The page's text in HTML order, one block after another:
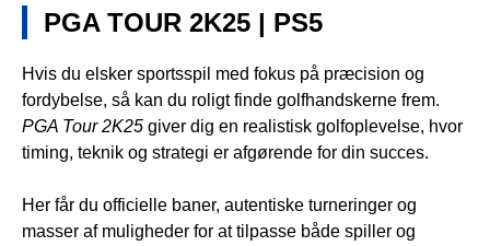
PGA TOUR 2K25 | PS5
Hvis du elsker sportsspil med fokus på præcision og
fordybelse, så kan du roligt finde golfhandskerne frem.
PGA Tour 2K25 giver dig en realistisk golfoplevelse, hvor
timing, teknik og strategi er afgørende for din succes.
Her får du officielle baner, autentiske turneringer og
masser af muligheder for at tilpasse både spiller og